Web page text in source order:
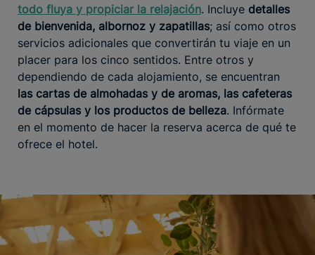
todo fluya y propiciar la relajación. Incluye detalles
de bienvenida, albornoz y zapatillas; así como otros
servicios adicionales que convertirán tu viaje en un
placer para los cinco sentidos. Entre otros y
dependiendo de cada alojamiento, se encuentran
las cartas de almohadas y de aromas, las cafeteras
de cápsulas y los productos de belleza. Infórmate
en el momento de hacer la reserva acerca de qué te
ofrece el hotel.